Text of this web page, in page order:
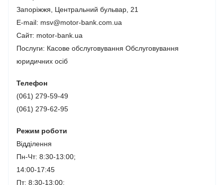
Запоріжжя, Центральний бульвар, 21
E-mail: msv@motor-bank.com.ua
Сайт: motor-bank.ua
Послуги: Касове обслуговування Обслуговування
юридичних осіб
Телефон
(061) 279-59-49
(061) 279-62-95
Режим роботи
Відділення
Пн-Чт: 8:30-13:00;
14:00-17:45
Пт: 8:30-13:00;